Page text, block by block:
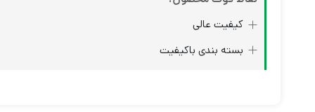
کیفیت عالی
بسته بندی باکیفیت